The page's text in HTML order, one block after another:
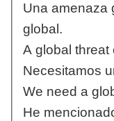
Una amenaza
global.
A global threat
Necesitamos
We need a
He